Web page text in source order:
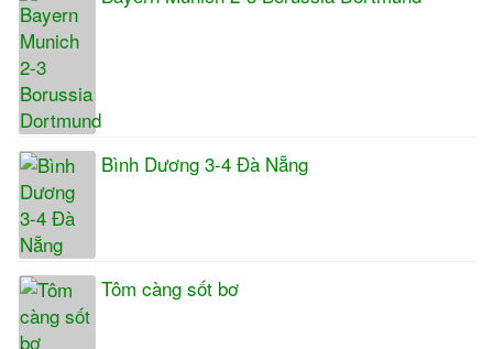
Bình Dương 3-4 Đà Nẵng
Tôm càng sốt bơ